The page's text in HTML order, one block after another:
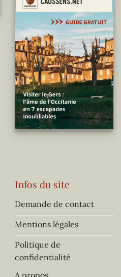
Infos du site
Demande de contact
Mentions légales
Politique de
confidentialité